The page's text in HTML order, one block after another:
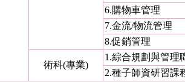
6.購物車管理
7.金流/物流管理
8.促銷管理
術科(專業)
1.綜合規劃與管理
2.種子師資研習課